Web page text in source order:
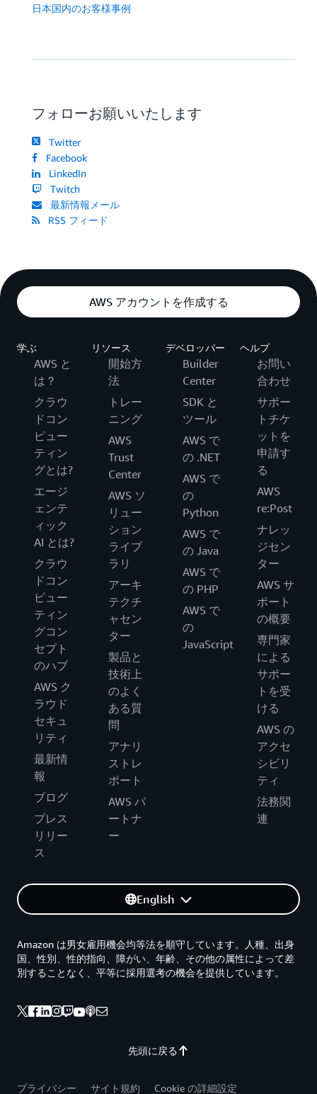
日本国内のお客様事例
フォローお願いいたします
Twitter
Facebook
LinkedIn
Twitch
最新情報メール
RSS フィード
AWS アカウントを作成する
学ぶ
AWS と
は？
クラウ
ドコン
ピュー
ティン
グとは?
エージ
ェンテ
ィック
AI とは?
クラウ
ドコン
ピュー
ティン
グコン
セプト
のハブ
AWS ク
ラウド
セキュ
リティ
最新情
報
ブログ
プレス
リリー
ス
リソース
開始方
法
トレー
ニング
AWS
Trust
Center
AWS ソ
リュー
ション
ライブ
ラリ
アーキ
テクチ
ャセン
ター
製品と
技術上
のよく
ある質
問
アナリ
ストレ
ポート
AWS パ
ートナ
ー
デベロッパー
Builder
Center
SDK と
ツール
AWS で
の .NET
AWS で
の
Python
AWS で
の Java
AWS で
の PHP
AWS で
の
JavaScript
ヘルプ
お問い
合わせ
サポー
トチケ
ットを
申請す
る
AWS
re:Post
ナレッ
ジセン
ター
AWS サ
ポート
の概要
専門家
による
サポー
トを受
ける
AWS の
アクセ
シビリ
ティ
法務関
連
English
先頭に戻る
Amazon は男女雇用機会均等法を順守しています。人種、出身
国、性別、性的指向、障がい、年齢、その他の属性によって差
別することなく、平等に採用選考の機会を提供しています。
プライバシー サイト規約 Cookie の詳細設定